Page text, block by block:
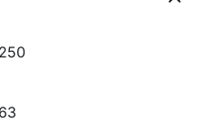
250
63